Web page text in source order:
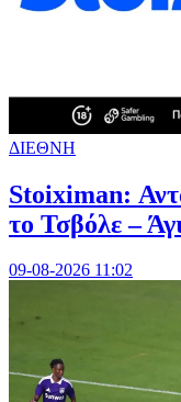
ΔΙΕΘΝΗ
Stoiximan:
το Τσβόλε –
09-08-2026 11:02